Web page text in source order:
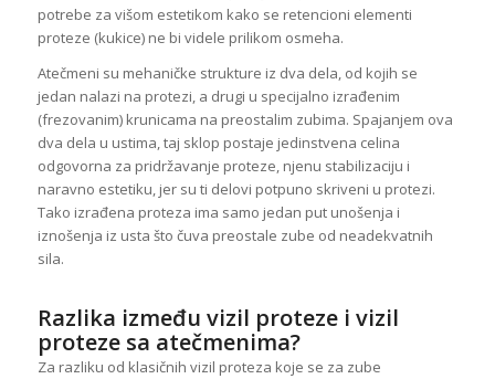
potrebe za višom estetikom kako se retencioni elementi
proteze (kukice) ne bi videle prilikom osmeha.
Atečmeni su mehaničke strukture iz dva dela, od kojih se
jedan nalazi na protezi, a drugi u specijalno izrađenim
(frezovanim) krunicama na preostalim zubima. Spajanjem ova
dva dela u ustima, taj sklop postaje jedinstvena celina
odgovorna za pridržavanje proteze, njenu stabilizaciju i
naravno estetiku, jer su ti delovi potpuno skriveni u protezi.
Tako izrađena proteza ima samo jedan put unošenja i
iznošenja iz usta što čuva preostale zube od neadekvatnih
sila.
Razlika između vizil proteze i vizil
proteze sa atečmenima?
Za razliku od klasičnih vizil proteza koje se za zube